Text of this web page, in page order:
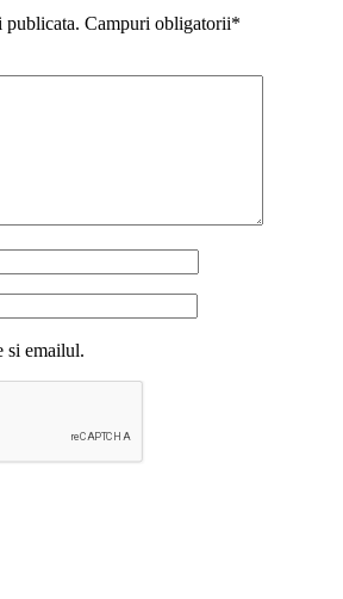
publicata. Campuri obligatorii*
si emailul.